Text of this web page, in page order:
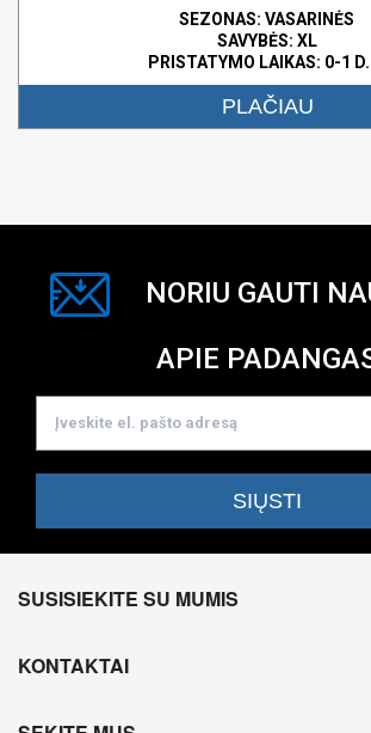
SEZONAS: VASARINĖS
SAVYBĖS: XL
PRISTATYMO LAIKAS: 0-1
PLAČIAU
NORIU GAUTI
APIE
SUSISIEKITE SU MUMIS
KONTAKTAI